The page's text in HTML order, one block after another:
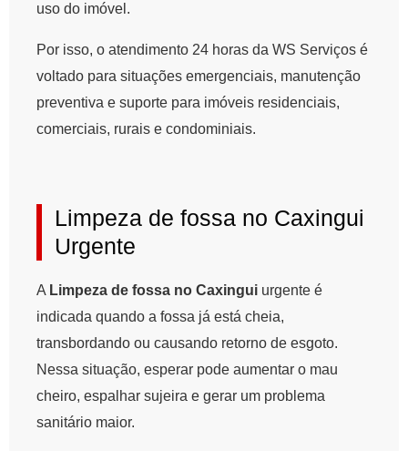
uso do imóvel.
Por isso, o atendimento 24 horas da WS Serviços é
voltado para situações emergenciais, manutenção
preventiva e suporte para imóveis residenciais,
comerciais, rurais e condominiais.
Limpeza de fossa no Caxingui
Urgente
A Limpeza de fossa no Caxingui urgente é
indicada quando a fossa já está cheia,
transbordando ou causando retorno de esgoto.
Nessa situação, esperar pode aumentar o mau
cheiro, espalhar sujeira e gerar um problema
sanitário maior.